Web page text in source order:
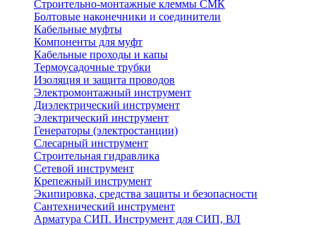
Строительно-монтажные клеммы СМК
Болтовые наконечники и соединители
Кабельные муфты
Компоненты для муфт
Кабельные проходы и капы
Термоусадочные трубки
Изоляция и защита проводов
Электромонтажный инструмент
Диэлектрический инструмент
Электрический инструмент
Генераторы (электростанции)
Слесарный инструмент
Строительная гидравлика
Сетевой инструмент
Крепежный инструмент
Экипировка, средства защиты и безопасности
Сантехнический инструмент
Арматура СИП. Инструмент для СИП, ВЛ